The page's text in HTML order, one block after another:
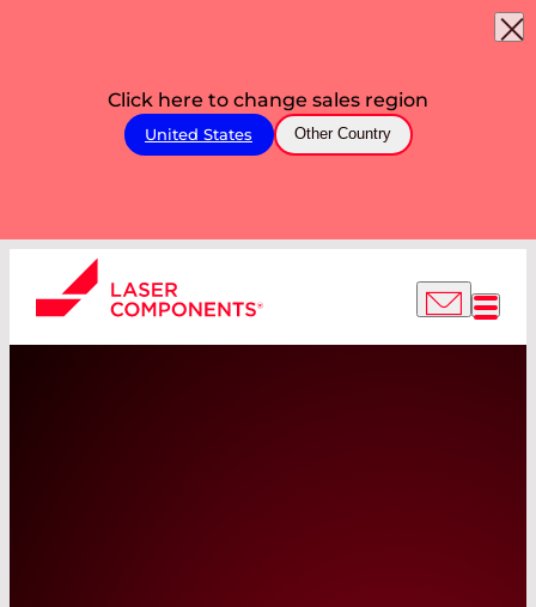
Click here to change sales region
United States Other Country